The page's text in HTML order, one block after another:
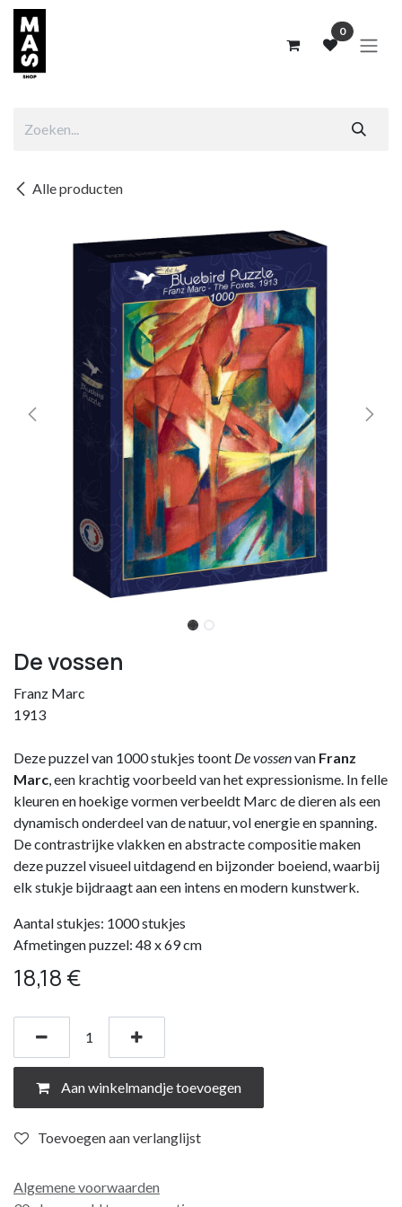
Overslaan naar inhoud
0
Alle producten
De vossen
Franz Marc
1913
Deze puzzel van 1000 stukjes toont De vossenvan Franz
Marc, een krachtig voorbeeld van het expressionisme. In felle
kleuren en hoekige vormen verbeeldt Marc de dieren als een
dynamisch onderdeel van de natuur, vol energie en spanning.
De contrastrijke vlakken en abstracte compositie maken
deze puzzel visueel uitdagend en bijzonder boeiend, waarbij
elk stukje bijdraagt aan een intens en modern kunstwerk.
Aantal stukjes: 1000 stukjes
Afmetingen puzzel: 48 x 69 cm
18,18 €
Aan winkelmandje toevoegen
Toevoegen aan verlanglijst
Algemene voorwaarden